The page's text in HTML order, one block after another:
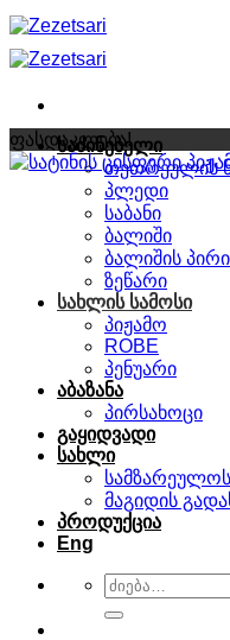
Skip
to
content
საძინებელი
თეთრეულის
პლედი
საბანი
ბალიში
ბალიშის პირი
ზეწარი
სახლის სამოსი
პიჟამო
ROBE
პენუარი
აბაზანა
პირსახოცი
გაყიდვადი
სახლი
სამზარეულოს
მაგიდის
პროდუქცია
Eng
ძებნა:
ფასდაკლება!